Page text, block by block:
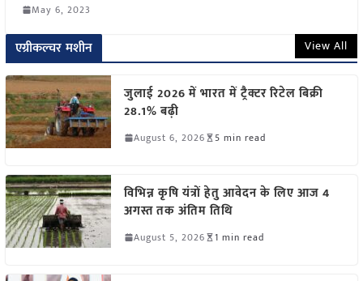
May 6, 2023
एग्रीकल्चर मशीन View All
जुलाई 2026 में भारत में ट्रैक्टर रिटेल बिक्री
28.1% बढ़ी
August 6, 2026 5 min read
विभिन्न कृषि यंत्रों हेतु आवेदन के लिए आज 4
अगस्त तक अंतिम तिथि
August 5, 2026 1 min read